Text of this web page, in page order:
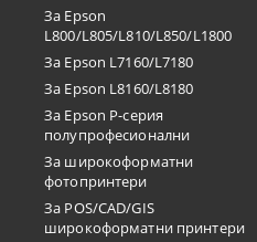
За Epson
L800/L805/L810/L850/L1800
За Epson L7160/L7180
За Epson L8160/L8180
За Epson P-серия
полупрофесионални
За широкоформатни
фотопринтери
За POS/CAD/GIS
широкоформатни принтери